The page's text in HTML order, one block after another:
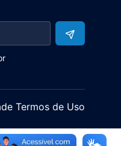
Termos de Uso